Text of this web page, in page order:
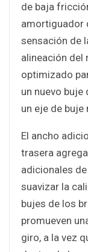
de baja
amortiguador
sensación de
alineación del
optimizado
un nuevo
un eje de
El ancho
trasera
adicionales
suavizar la
bujes de los
promueven
giro, a la vez